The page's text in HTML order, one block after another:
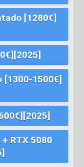
[1280€]
[1300-1500€]
RTX 5080